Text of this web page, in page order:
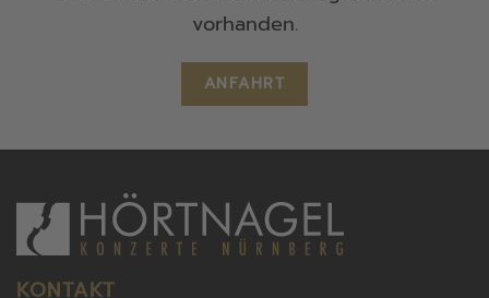
vorhanden.
ANFAHRT
KONTAKT